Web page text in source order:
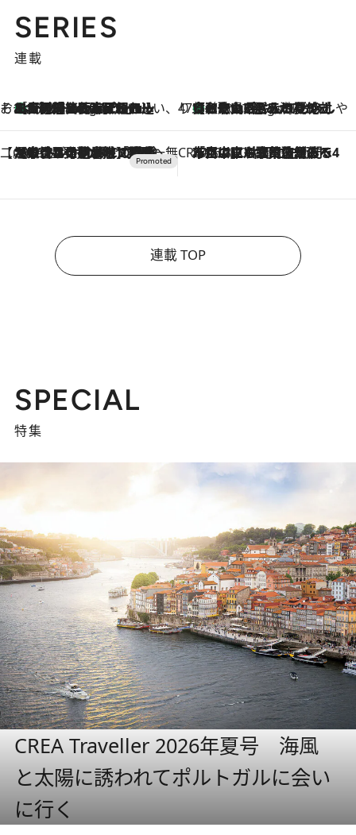
SERIES
連載
そおだよおこの関西おいしい、おやつ紀行8 Hours Ago
［大阪府箕面市］一皿一皿目の前で仕上げられる、料理を巧みに組み込んだアシェットデセールコース「ミチル アシェット デセール（Michiru assiette dessert）」 47都道府県の手みやげ ひんやりスイーツで夏を満喫
8 Hours Ago
【和歌山県】この夏絶対食べたい 冷やしておいしいおやつ3選 みかんがごろっと丸ごと入ったジュレ
【CREA×星野リゾート】唯一無二。癒しと発見が待つ場所へ
2026.8.7
【トンボの足水浴】ヒノキの香りに包まれて涼感マックス！約13℃の湧水かけ流しを避暑地「星野温泉 トンボの湯」で体験 CREA'S CHOICE
2026.8.7
「立川にも歌舞伎があるんだよ」 片岡仁左衛門・市川中車ら豪華座組みで4年目の立川立飛歌舞伎へ
連載 TOP
SPECIAL
特集
CREA Traveller 2026年夏号 海風
と太陽に誘われてポルトガルに会い
に行く